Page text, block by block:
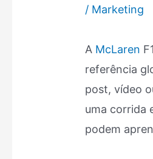
/ Marketing
A McLaren
referência
post, vídeo
uma corrida
podem